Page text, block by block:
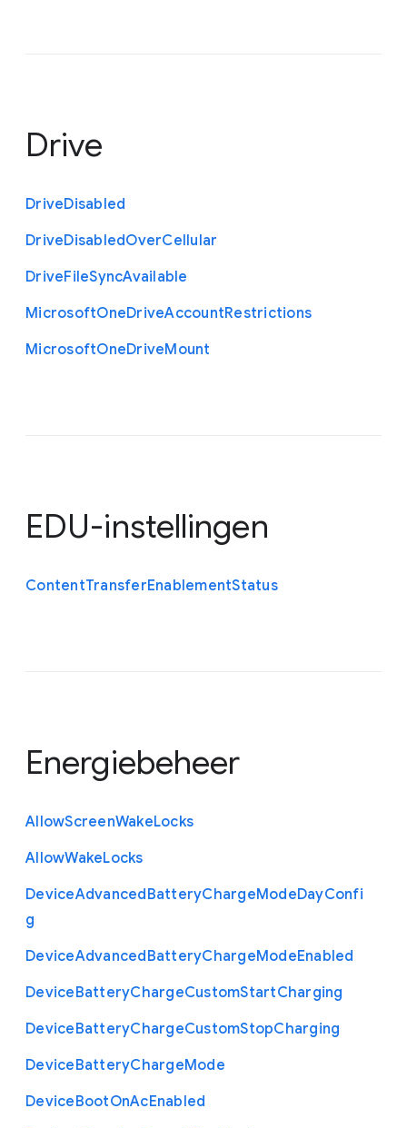
Drive
DriveDisabled
DriveDisabledOverCellular
DriveFileSyncAvailable
MicrosoftOneDriveAccountRestrictions
MicrosoftOneDriveMount
EDU-instellingen
ContentTransferEnablementStatus
Energiebeheer
AllowScreenWakeLocks
AllowWakeLocks
DeviceAdvancedBatteryChargeModeDayConfi
g
DeviceAdvancedBatteryChargeModeEnabled
DeviceBatteryChargeCustomStartCharging
DeviceBatteryChargeCustomStopCharging
DeviceBatteryChargeMode
DeviceBootOnAcEnabled